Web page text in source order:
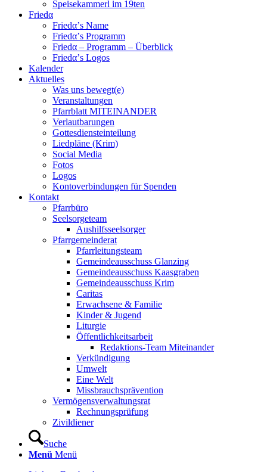
Speisekammerl im 19ten
Friedα
Friedα’s Name
Friedα’s Programm
Friedα – Programm – Überblick
Friedα’s Logos
Kalender
Aktuelles
Was uns bewegt(e)
Veranstaltungen
Pfarrblatt MITEINANDER
Verlautbarungen
Gottesdiensteinteilung
Liedpläne (Krim)
Social Media
Fotos
Logos
Kontoverbindungen für Spenden
Kontakt
Pfarrbüro
Seelsorgeteam
Aushilfsseelsorger
Pfarrgemeinderat
Pfarrleitungsteam
Gemeindeausschuss Glanzing
Gemeindeausschuss Kaasgraben
Gemeindeausschuss Krim
Caritas
Erwachsene & Familie
Kinder & Jugend
Liturgie
Öffentlichkeitsarbeit
Redaktions-Team Miteinander
Verkündigung
Umwelt
Eine Welt
Missbrauchsprävention
Vermögensverwaltungsrat
Rechnungsprüfung
Zivildiener
Suche
Menü Menü